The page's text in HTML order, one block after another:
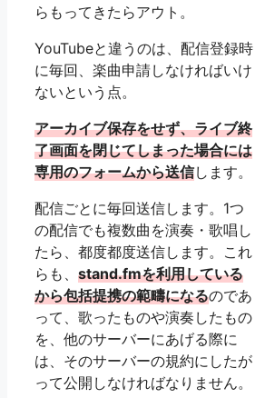
らもってきたらアウト。
YouTubeと違うのは、配信登録時
に毎回、楽曲申請しなければいけ
ないという点。
アーカイブ保存をせず、ライブ終
了画面を閉じてしまった場合には
専用のフォームから送信します。
配信ごとに毎回送信します。1つ
の配信でも複数曲を演奏・歌唱し
たら、都度都度送信します。これ
らも、 stand.fmを利用している
から包括提携の範疇になるのであ
って、歌ったものや演奏したもの
を、他のサーバーにあげる際に
は、そのサーバーの規約にしたが
って公開しなければなりません。